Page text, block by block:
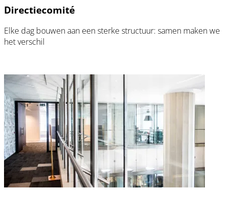
Directiecomité
Elke dag bouwen aan een sterke structuur: samen maken we
het verschil